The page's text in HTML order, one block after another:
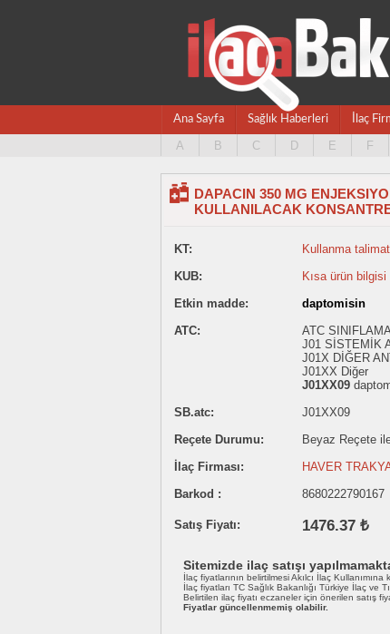
Ana Sayfa Sağlık Haberleri İlaç
A B C D E F
DAPACIN 350 MG
KULLANILACAK
KT:
Kullanma
KUB:
Kısa ürün
Etkin madde:
daptomisin
ATC:
ATC
J01 SİSTEMİK
J01X DİĞER
J01XX Diğer
J01XX09
SB.atc:
J01XX09
Reçete Durumu:
Beyaz Reçete
İlaç Firması:
HAVER
Barkod :
8680222790167
Satış Fiyatı: 1476.37 ₺
Sitemizde ilaç satışı
İlaç fiyatlarının belirtilmesi Akılcı İlaç Kullanımına
İlaç fiyatları TC Sağlık Bakanlığı Türkiye İlaç ve
Belirtilen ilaç fiyatı eczaneler için önerilen satış
Fiyatlar güncellenmemiş olabilir.